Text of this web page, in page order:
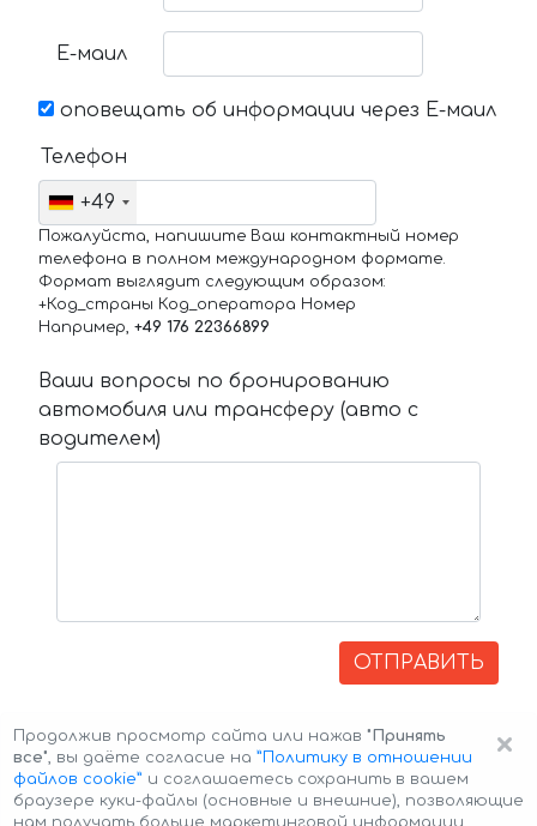
Е-маил
оповещать об информации через Е-маил
Телефон
+49
Пожалуйста, напишите Ваш контактный номер
телефона в полном международном формате.
Формат выглядит следующим образом:
+Код_страны Код_оператора Номер
Например, +49 176 22366899
Ваши вопросы по бронированию
автомобиля или трансферу (авто с
водителем)
ОТПРАВИТЬ
×
Продолжив просмотр сайта или нажав "Принять
все", вы даёте согласие на ”Политику в отношении
файлов cookie” и соглашаетесь сохранить в вашем
браузере куки-файлы (основные и внешние), позволяющие
нам получать больше маркетинговой информации,